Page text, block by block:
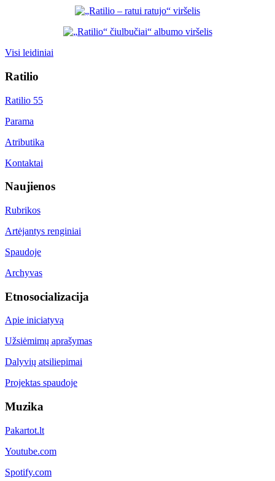
Visi leidiniai
Ratilio
Ratilio 55
Parama
Atributika
Kontaktai
Naujienos
Rubrikos
Artėjantys renginiai
Spaudoje
Archyvas
Etnosocializacija
Apie iniciatyvą
Užsiėmimų aprašymas
Dalyvių atsiliepimai
Projektas spaudoje
Muzika
Pakartot.lt
Youtube.com
Spotify.com